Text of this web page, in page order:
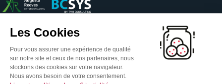
Mentions légales
Notice de traitement des données personnelles
Conditions générales de vente
Politique de licence IA
Les Cookies
Pour vous assurer une expérience de qualité
sur notre site et ceux de nos partenaires, nous
stockons des cookies sur votre navigateur.
Nous avons besoin de votre consentement.